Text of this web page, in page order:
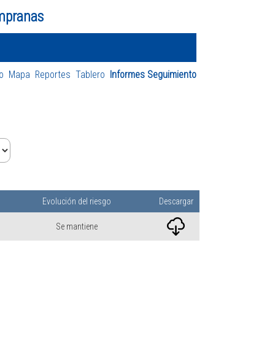
Mapa Reportes Tablero Informes Seguimiento
Evolución del riesgo Descargar
Se mantiene